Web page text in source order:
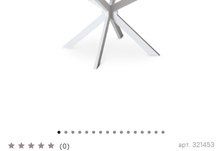
(0) арт. 321453